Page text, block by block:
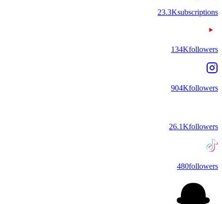
23.3Ksubscriptions
134Kfollowers
904Kfollowers
26.1Kfollowers
480followers